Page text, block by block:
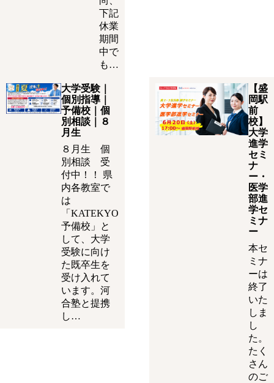
下記
休業
期間
中で
も…
大学受験｜
個別指導｜
予備校｜個
別相談｜８
月生
８月生 個
別相談 受
付中！！ 県
内各教室で
は
「KATEKYO
予備校」と
して、大学
受験に向け
た既卒生を
受け入れて
います。河
合塾と提携
し…
【盛
岡駅
前
校】
大学
進学
セミ
ナ
ー・
医学
部進
学セ
ミナ
ー
本セ
ミナ
ーは
終了
いた
しま
し
た。
たく
さん
のご